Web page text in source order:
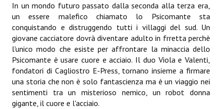
American Milestone
Spaghetti Western
Fuori Collana
Riviste e Speciali
Be Side
In un mondo futuro passato dalla seconda alla terza era,
un essere malefico chiamato lo Psicomante sta
conquistando e distruggendo tutti i villaggi del sud. Un
giovane cacciatore dovrà diventare adulto in frretta perchè
l'unico modo che esiste per affrontare la minaccia dello
Psicomante è usare cuore e acciaio. Il duo Viola e Valenti,
fondatori di Cagliostro E-Press, tornano insieme a firmare
una storia che non è solo fantascienza ma è un viaggio nei
sentimenti tra un misterioso nemico, un robot donna
gigante, il cuore e l'acciaio.